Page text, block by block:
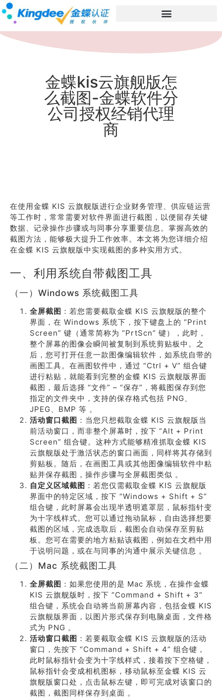
金蝶kis云旗舰版怎
么截图-金蝶软件分
公司授权经销代理
商
在使用金蝶 KIS 云旗舰版进行企业财务管理、供应链运营
等工作时，常常需要对软件界面进行截图，以便留存关键
数据、记录操作步骤或与同事分享重要信息。掌握高效的
截图方法，能够极大提升工作效率。本文将为您详细介绍
在金蝶 KIS 云旗舰版中实现截图的多种实用方式。
一、利用系统自带截图工具
（一）Windows 系统截图工具
全屏截图 ：若您需要截取金蝶 KIS 云旗舰版的整个
界面，在 Windows 系统下，按下键盘上的 “Print
Screen” 键（通常简称为 “PrtScn” 键），此时，
整个屏幕的图像会瞬间被复制到系统剪贴板中。之
后，您可打开任意一款图像编辑软件，如系统自带的
画图工具。在画图软件中，通过 “Ctrl + V” 组合键
进行粘贴，就能看到完整的金蝶 KIS 云旗舰版界面
截图，最后选择 “文件” – “保存”，将截图保存到您
指定的文件夹中，支持的保存格式包括 PNG、
JPEG、BMP 等 。
活动窗口截图 ：当您只想截取金蝶 KIS 云旗舰版当
前活动窗口，而非整个屏幕时，按下 “Alt + Print
Screen” 组合键。这种方式能够精准抓取金蝶 KIS
云旗舰版处于激活状态的窗口画面，同样将其存储到
剪贴板。随后，在画图工具或其他图像编辑软件中粘
贴并保存截图，操作步骤与全屏截图类似 。
自定义区域截图 ：若您仅需截取金蝶 KIS 云旗舰版
界面中的特定区域，按下 “Windows + Shift + S”
组合键，此时屏幕会出现半透明遮罩层，鼠标指针变
为十字线样式。您可以通过拖动鼠标，自由选择想要
截图的区域，完成选取后，截图会自动保存至剪贴
板。您可在需要的地方粘贴该截图，例如在文档中用
于说明问题，或在与同事的沟通中展示关键信息 。
（二）Mac 系统截图工具
全屏截图 ：如果您使用的是 Mac 系统，在操作金蝶
KIS 云旗舰版时，按下 “Command + Shift + 3”
组合键，系统会自动将当前屏幕内容，包括金蝶 KIS
云旗舰版界面，以图片形式保存到电脑桌面，文件格
式为 PNG 。
活动窗口截图 ：若要截取金蝶 KIS 云旗舰版的活动
窗口，先按下 “Command + Shift + 4” 组合键，
此时鼠标指针会变为十字线样式，接着按下空格键，
鼠标指针会变成相机图标，移动鼠标至金蝶 KIS 云
旗舰版窗口处，点击鼠标左键，即可完成对该窗口的
截图，截图同样保存到桌面 。